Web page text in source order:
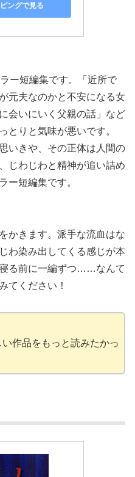
ングで見る
ー短編集です。「近所で
元夫なのかと不安になる女
会いにいく父親の話」など
とりと気味が悪いです。
いきや、その正体は人間の
じわじわと精神が追い詰め
ー短編集です。
かきます。派手な流血はな
わ染み出してくる感じが本
る前に一編ずつ……なんて
てください！
作品をもっと読みたかっ